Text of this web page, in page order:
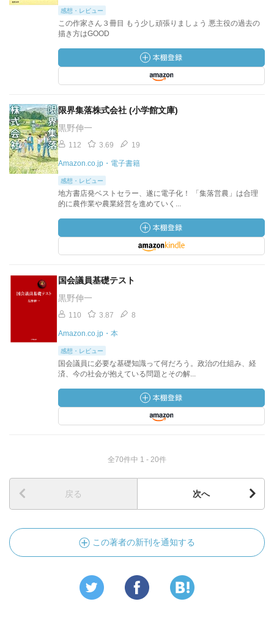
感想・レビュー
この作家さん３冊目 もう少し頑張りましょう 悪主役の過去の
描き方はGOOD
限界集落株式会社 (小学館文庫)
黒野伸一
112 3.69 19
Amazon.co.jp・電子書籍
感想・レビュー
地方書店発ベストセラー、遂に電子化！ 「集落営農」は合理
的に農作業や農業経営を進めていく...
国会議員基礎テスト
黒野伸一
110 3.87 8
Amazon.co.jp・本
感想・レビュー
国会議員に必要な基礎知識って何だろう。政治の仕組み、経
済、今の社会が抱えている問題とその解...
全70件中 1 - 20件
戻る 次へ
この著者の新刊を通知する